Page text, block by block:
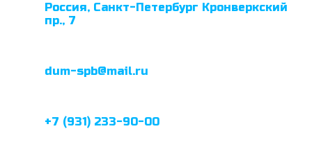
Россия, Санкт-Петербург Кронверкский
пр., 7
dum-spb@mail.ru
+7 (931) 233-90-00